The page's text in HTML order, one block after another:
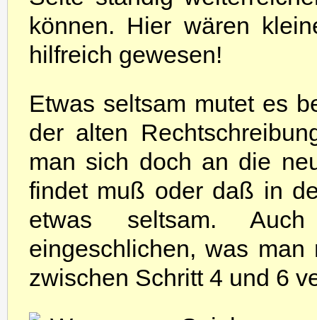
können. Hier wären
hilfreich gewesen!
Etwas seltsam mutet es
der alten
man sich doch an die
findet muß oder daß
etwas seltsam.
eingeschlichen, was
zwischen Schritt 4 und 6